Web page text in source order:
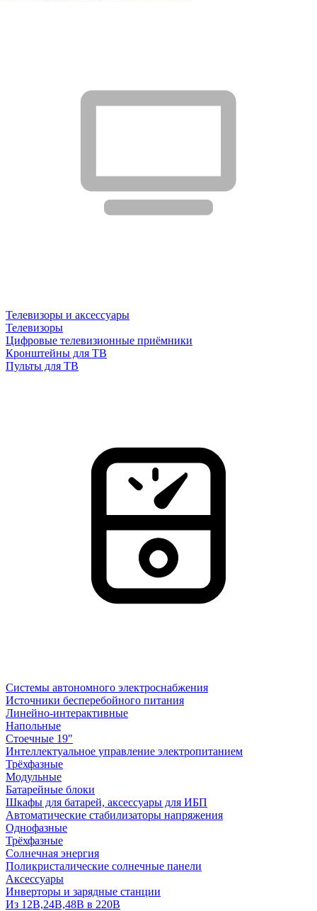
Телевизоры и аксессуары
Телевизоры
Цифровые телевизионные приёмники
Кронштейны для ТВ
Пульты для ТВ
Системы автономного электроснабжения
Источники бесперебойного питания
Линейно-интерактивные
Напольные
Стоечные 19"
Интеллектуальное управление электропитанием
Трёхфазные
Модульные
Батарейные блоки
Шкафы для батарей, аксессуары для ИБП
Автоматические стабилизаторы напряжения
Однофазные
Трёхфазные
Солнечная энергия
Поликристалические солнечные панели
Аксессуары
Инверторы и зарядные станции
Из 12В,24В,48В в 220В